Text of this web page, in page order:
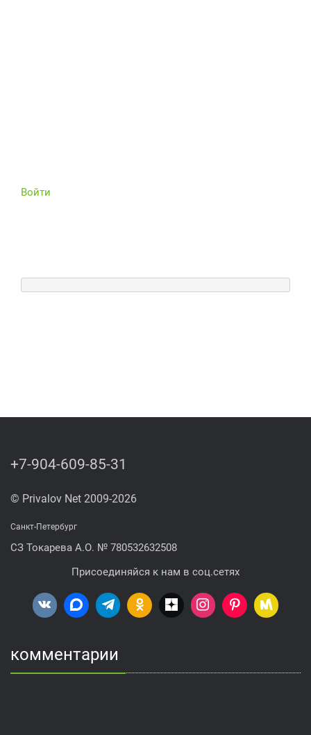
Войти
+7-904-609-85-31
© Privalov Net 2009-2026
Санкт-Петербург
СЗ Токарева А.О. № 780532632508
Присоединяйся к нам в соц.сетях
комментарии